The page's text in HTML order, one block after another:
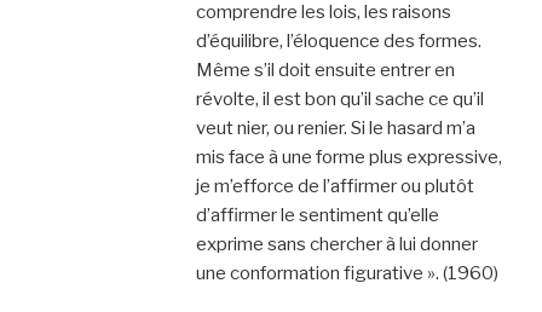
comprendre les lois, les raisons
d’équilibre, l’éloquence des formes.
Même s’il doit ensuite entrer en
révolte, il est bon qu’il sache ce qu’il
veut nier, ou renier. Si le hasard m’a
mis face à une forme plus expressive,
je m’efforce de l’affirmer ou plutôt
d’affirmer le sentiment qu’elle
exprime sans chercher à lui donner
une conformation figurative ». (1960)